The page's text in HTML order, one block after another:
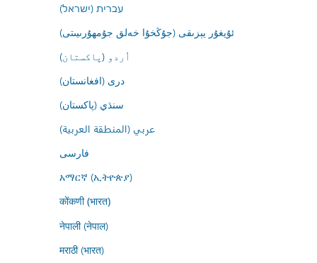
עברית (ישראל)
ئۇيغۇر يېزىقى (جۇڭخۇا خەلق جۇمھۇرىيىتى)
اُردو (پاکستان)
درى (افغانستان)
سنڌي (پاکستان)
عربي (المنطقة العربية)
فارسى
አማርኛ (ኢትዮጵያ)
कोंकणी (भारत)
नेपाली (नेपाल)
मराठी (भारत)